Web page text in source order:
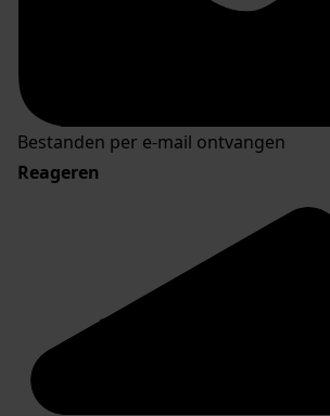
Bestanden per e-mail ontvangen
Reageren